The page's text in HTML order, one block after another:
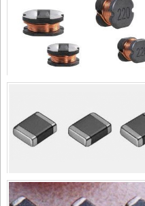
电感器
电感器